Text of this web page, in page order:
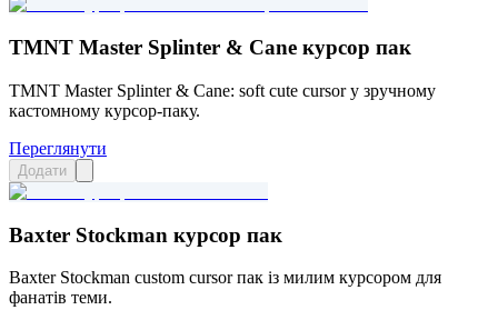
TMNT Master Splinter & Cane курсор пак
TMNT Master Splinter & Cane: soft cute cursor у зручному
кастомному курсор-паку.
Переглянути
Додати
Baxter Stockman курсор пак
Baxter Stockman custom cursor пак із милим курсором для
фанатів теми.